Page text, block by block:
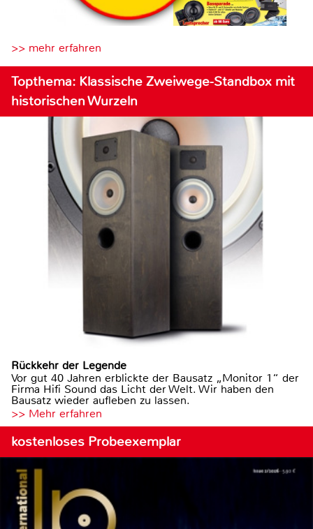
>> mehr erfahren
Topthema: Klassische Zweiwege-Standbox mit
historischen Wurzeln
Rückkehr der Legende
Vor gut 40 Jahren erblickte der Bausatz „Monitor 1“ der
Firma Hifi Sound das Licht der Welt. Wir haben den
Bausatz wieder aufleben zu lassen.
>> Mehr erfahren
kostenloses Probeexemplar